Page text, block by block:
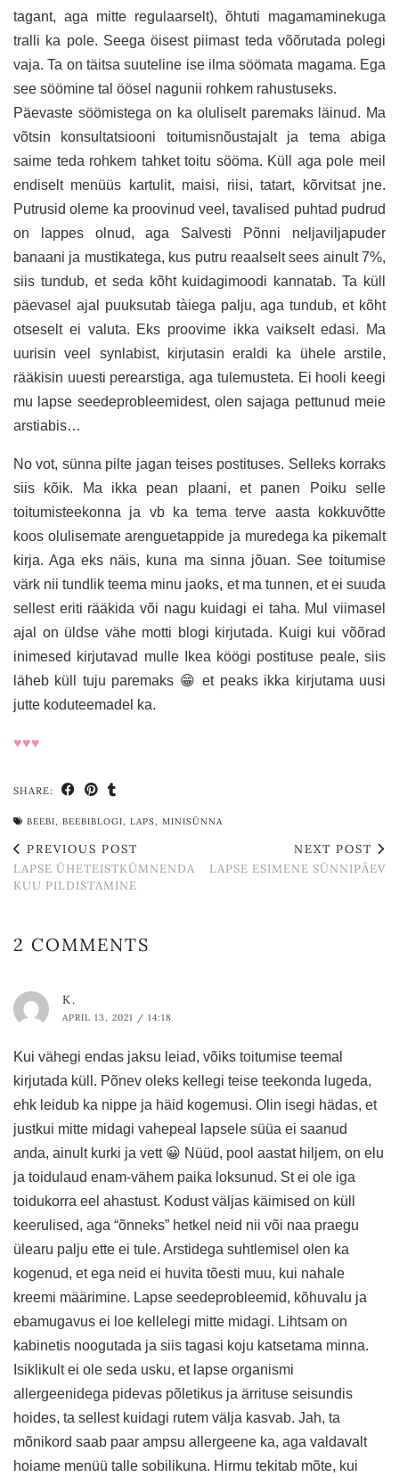
tagant, aga mitte regulaarselt), õhtuti magamaminekuga
tralli ka pole. Seega öisest piimast teda võõrutada polegi
vaja. Ta on täitsa suuteline ise ilma söömata magama. Ega
see söömine tal öösel nagunii rohkem rahustuseks.
Päevaste söömistega on ka oluliselt paremaks läinud. Ma
võtsin konsultatsiooni toitumisnõustajalt ja tema abiga
saime teda rohkem tahket toitu sööma. Küll aga pole meil
endiselt menüüs kartulit, maisi, riisi, tatart, kõrvitsat jne.
Putrusid oleme ka proovinud veel, tavalised puhtad pudrud
on lappes olnud, aga Salvesti Põnni neljaviljapuder
banaani ja mustikatega, kus putru reaalselt sees ainult 7%,
siis tundub, et seda kõht kuidagimoodi kannatab. Ta küll
päevasel ajal puuksutab tàiega palju, aga tundub, et kõht
otseselt ei valuta. Eks proovime ikka vaikselt edasi. Ma
uurisin veel synlabist, kirjutasin eraldi ka ühele arstile,
rääkisin uuesti perearstiga, aga tulemusteta. Ei hooli keegi
mu lapse seedeprobleemidest, olen sajaga pettunud meie
arstiabis…
No vot, sünna pilte jagan teises postituses. Selleks korraks
siis kõik. Ma ikka pean plaani, et panen Poiku selle
toitumisteekonna ja vb ka tema terve aasta kokkuvõtte
koos olulisemate arenguetappide ja muredega ka pikemalt
kirja. Aga eks näis, kuna ma sinna jõuan. See toitumise
värk nii tundlik teema minu jaoks, et ma tunnen, et ei suuda
sellest eriti rääkida või nagu kuidagi ei taha. Mul viimasel
ajal on üldse vähe motti blogi kirjutada. Kuigi kui võõrad
inimesed kirjutavad mulle Ikea köögi postituse peale, siis
läheb küll tuju paremaks 😁 et peaks ikka kirjutama uusi
jutte koduteemadel ka.
♥♥♥
SHARE:
BEEBI, BEEBIBLOGI, LAPS, MINISÜNNA
PREVIOUS POST
LAPSE ÜHETEISTKÜMNENDA
KUU PILDISTAMINE
NEXT POST
LAPSE ESIMENE SÜNNIPÄEV
2 COMMENTS
K.
APRIL 13, 2021 / 14:18
Kui vähegi endas jaksu leiad, võiks toitumise teemal
kirjutada küll. Põnev oleks kellegi teise teekonda lugeda,
ehk leidub ka nippe ja häid kogemusi. Olin isegi hädas, et
justkui mitte midagi vahepeal lapsele süüa ei saanud
anda, ainult kurki ja vett 😀 Nüüd, pool aastat hiljem, on elu
ja toidulaud enam-vähem paika loksunud. St ei ole iga
toidukorra eel ahastust. Kodust väljas käimised on küll
keerulised, aga “õnneks” hetkel neid nii või naa praegu
ülearu palju ette ei tule. Arstidega suhtlemisel olen ka
kogenud, et ega neid ei huvita tõesti muu, kui nahale
kreemi määrimine. Lapse seedeprobleemid, kõhuvalu ja
ebamugavus ei loe kellelegi mitte midagi. Lihtsam on
kabinetis noogutada ja siis tagasi koju katsetama minna.
Isiklikult ei ole seda usku, et lapse organismi
allergeenidega pidevas põletikus ja ärrituse seisundis
hoides, ta sellest kuidagi rutem välja kasvab. Jah, ta
mõnikord saab paar ampsu allergeene ka, aga valdavalt
hoiame menüü talle sobilikuna. Hirmu tekitab mõte, kui